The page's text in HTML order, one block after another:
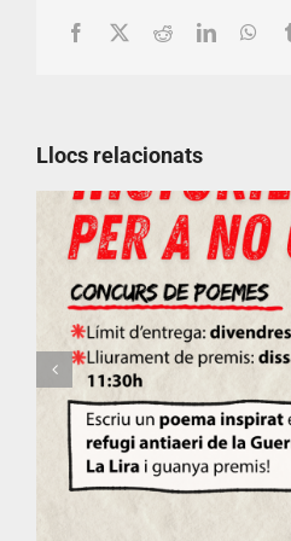
Facebook
X RedditLinkedIn
Llocs relacionats